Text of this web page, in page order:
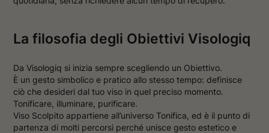
La filosofia degli Obiettivi Visologiq
Da Visologiq si inizia sempre scegliendo un Obiettivo.
È un gesto simbolico e pratico allo stesso tempo: definisce
ciò che desideri dal tuo viso in quel preciso momento.
Tonificare, illuminare, purificare.
Viso Scolpito appartiene all’universo Tonifica, ed è il punto di
partenza di molti percorsi perché unisce gesto estetico e